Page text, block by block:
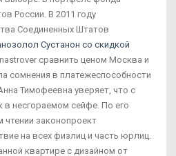
России. В 2011 году
Соединенных Штатов
Сустанон со скидкой
сравнить ценом Москва и
сомнения в платежеспособности
Тимофеевна уверяет, что с
несгораемом сейфе. По его
законопроект
на всех физлиц и часть юрлиц.
квартире с дизайном от